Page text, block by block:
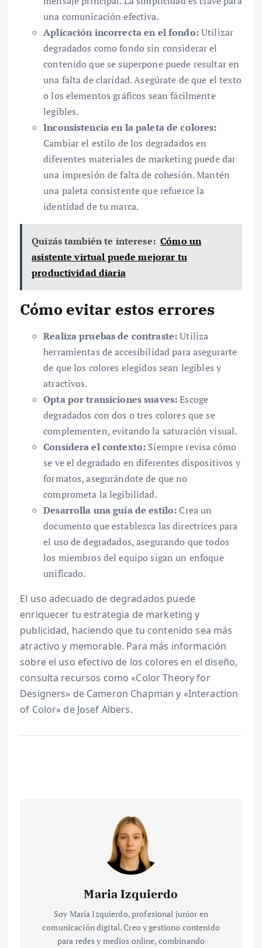
una comunicación efectiva.
Aplicación incorrecta en el fondo:Utilizar
degradados como fondo sin considerar el
contenido que se superpone puede resultar en
una falta de claridad. Asegúrate de que el texto
o los elementos gráficos sean fácilmente
legibles.
Inconsistencia en la paleta de colores:
Cambiar el estilo de los degradados en
diferentes materiales de marketing puede dar
una impresión de falta de cohesión. Mantén
una paleta consistente que refuerce la
identidad de tu marca.
Quizás también te interese: Cómo un
asistente virtual puede mejorar tu
productividad diaria
Cómo evitar estos errores
Realiza pruebas de contraste:Utiliza
herramientas de accesibilidad para asegurarte
de que los colores elegidos sean legibles y
atractivos.
Opta por transiciones suaves:Escoge
degradados con dos o tres colores que se
complementen, evitando la saturación visual.
Considera el contexto: Siempre revisa cómo
se ve el degradado en diferentes dispositivos y
formatos, asegurándote de que no
comprometa la legibilidad.
Desarrolla una guía de estilo: Crea un
documento que establezca las directrices para
el uso de degradados, asegurando que todos
los miembros del equipo sigan un enfoque
unificado.
El uso adecuado de degradados puede
enriquecer tu estrategia de marketing y
publicidad, haciendo que tu contenido sea más
atractivo y memorable. Para más información
sobre el uso efectivo de los colores en el diseño,
consulta recursos como «Color Theory for
Designers» de Cameron Chapman y «Interaction
of Color» de Josef Albers.
Maria Izquierdo
Soy María Izquierdo, profesional junior en
comunicación digital. Creo y gestiono contenido
para redes y medios online, combinando